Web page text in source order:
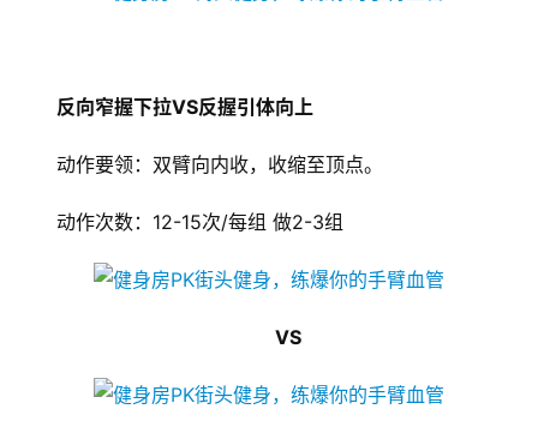
反向窄握下拉VS反握引体向上
动作要领：双臂向内收，收缩至顶点。
动作次数：12-15次/每组 做2-3组
VS